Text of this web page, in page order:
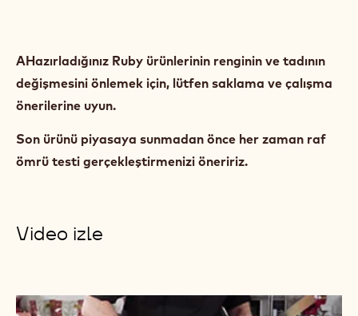
Ruby RB1 lezzetli dekorasyonlar veya tatlılarınızda
çıtır çıtır çikolata katmanları yaratmak için
ile karıştırılarak veya toz halinde hem de kuru
meyveler ve pancar, çilek, ahududu, kiraz gibi bitkisel
önerilerine uyun.